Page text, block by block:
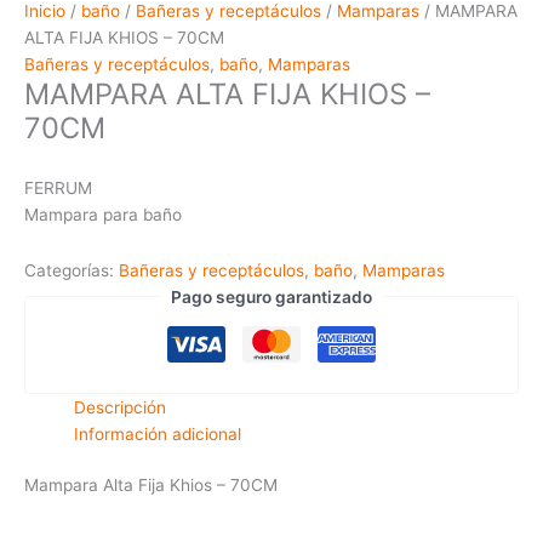
Inicio / baño / Bañeras y receptáculos / Mamparas / MAMPARA
ALTA FIJA KHIOS – 70CM
Bañeras y receptáculos, baño, Mamparas
MAMPARA ALTA FIJA KHIOS –
70CM
FERRUM
Mampara para baño
Categorías: Bañeras y receptáculos, baño, Mamparas
Pago seguro garantizado
Descripción
Información adicional
Mampara Alta Fija Khios – 70CM